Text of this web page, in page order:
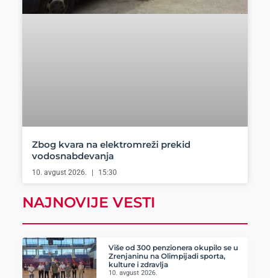
Zbog kvara na elektromreži prekid
vodosnabdevanja
10. avgust 2026. 15:30
NAJNOVIJE VESTI
Više od 300 penzionera okupilo se u
Zrenjaninu na Olimpijadi sporta,
kulture i zdravlja
10. avgust 2026.